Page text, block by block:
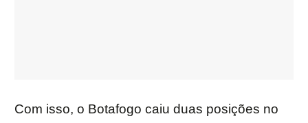
Com isso, o Botafogo caiu duas posições no